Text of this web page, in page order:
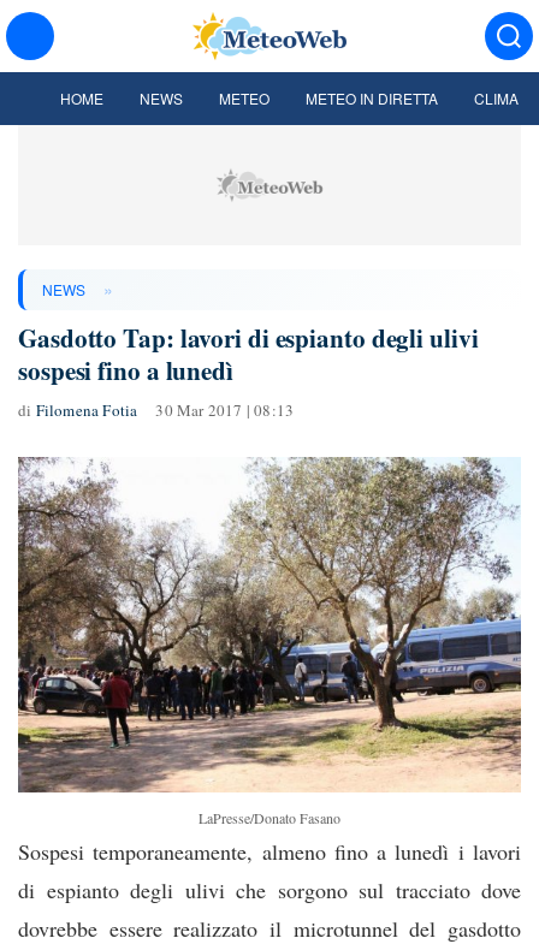
HOME NEWS METEO METEO IN DIRETTA CLIMA
NEWS »
Gasdotto Tap: lavori di espianto degli ulivi
sospesi fino a lunedì
di Filomena Fotia 30 Mar 2017 | 08:13
LaPresse/Donato Fasano
Sospesi temporaneamente, almeno fino a lunedì i lavori
di espianto degli ulivi che sorgono sul tracciato dove
dovrebbe essere realizzato il microtunnel del gasdotto